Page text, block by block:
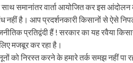
समानांतर वार्ता आयोजित कर इस आंदोलन
है। आप प्रदर्शनकारी किसानों से ऐसे
प्रतिद्वंदी हैं ! सरकार का यह रवैया
मजबूर कर रहा है।
को निरस्त करने के हमारे तर्क समझ नहीं पा